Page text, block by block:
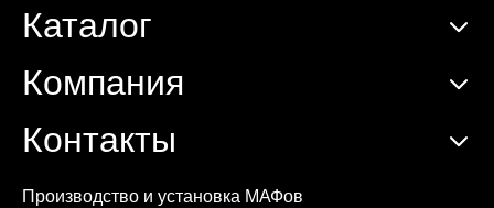
Производство и установка МАФов
Каталог
Компания
Контакты